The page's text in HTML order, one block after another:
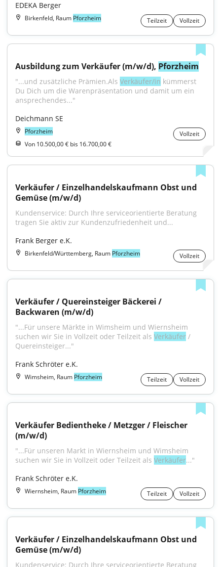
EDEKA Berger
Birkenfeld, Raum Pforzheim Teilzeit Vollzeit
Ausbildung zum Verkäufer (m/w/d), Pforzheim
"...und zusätzliche Prämien.Als Verkäufer/in kümmerst
Du Dich um die Warenpräsentation und damit um ein
ansprechendes..."
Deichmann SE
Pforzheim
Vollzeit
Von 10.500,00 € bis 16.700,00 €
Verkäufer / Einzelhandelskaufmann Obst und
Gemüse (m/w/d)
Kundenservice: Durch Ihre serviceorientierte Beratung
tragen Sie aktiv zur Kundenzufriedenheit und...
Frank Berger e.K.
Birkenfeld/Württemberg, Raum Pforzheim Vollzeit
Verkäufer / Quereinsteiger Bäckerei /
Backwaren (m/w/d)
"...Für unsere Märkte in Wimsheim und Wiernsheim
suchen wir Sie in Vollzeit oder Teilzeit als Verkäufer /
Quereinsteiger..."
Frank Schröter e.K.
Wimsheim, Raum Pforzheim Teilzeit Vollzeit
Verkäufer Bedientheke / Metzger / Fleischer
(m/w/d)
"...Für unseren Markt in Wiernsheim und Wimsheim
suchen wir Sie in Vollzeit oder Teilzeit als Verkäufer..."
Frank Schröter e.K.
Wiernsheim, Raum Pforzheim Teilzeit Vollzeit
Verkäufer / Einzelhandelskaufmann Obst und
Gemüse (m/w/d)
Kundenservice: Durch Ihre serviceorientierte Beratung